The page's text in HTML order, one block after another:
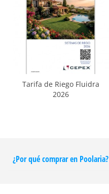
Tarifa de Riego Fluidra
2026
¿Por qué comprar en Poolaria?